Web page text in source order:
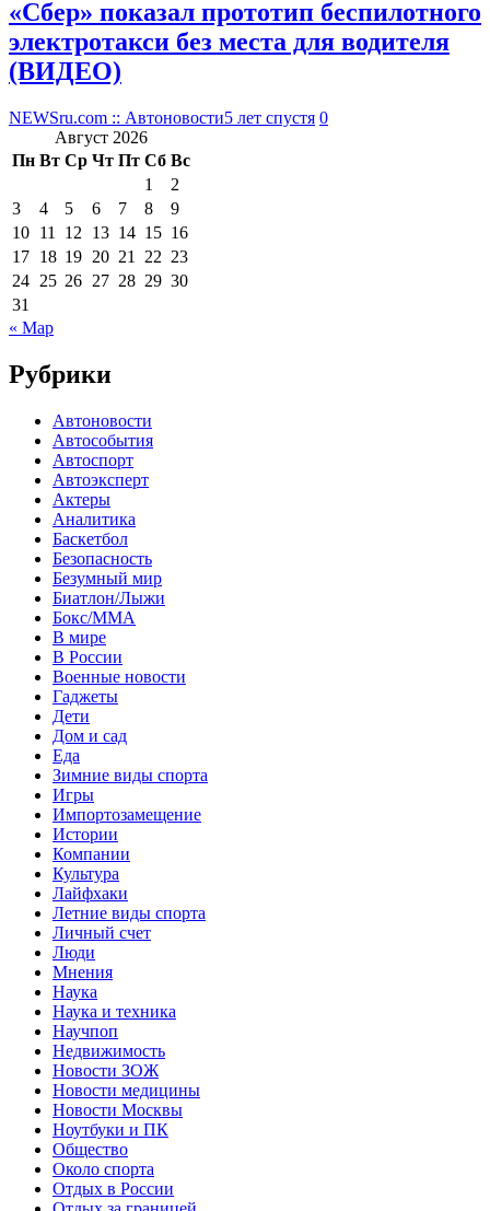
«Сбер» показал прототип беспилотного
электротакси без места для водителя
(ВИДЕО)
NEWSru.com :: Автоновости5 лет спустя 0
Август 2026
Пн Вт Ср Чт Пт Сб Вс
1
2
3
4 5 6 7 8
9
10 11 12 13 14 15 16
17 18 19 20 21 22 23
24 25 26 27 28 29 30
31
« Мар
Рубрики
Автоновости
Автособытия
Автоспорт
Автоэксперт
Актеры
Аналитика
Баскетбол
Безопасность
Безумный мир
Биатлон/Лыжи
Бокс/MMA
В мире
В России
Военные новости
Гаджеты
Дети
Дом и сад
Еда
Зимние виды спорта
Игры
Импортозамещение
Истории
Компании
Культура
Лайфхаки
Летние виды спорта
Личный счет
Люди
Мнения
Наука
Наука и техника
Научпоп
Недвижимость
Новости ЗОЖ
Новости медицины
Новости Москвы
Ноутбуки и ПК
Общество
Около спорта
Отдых в России